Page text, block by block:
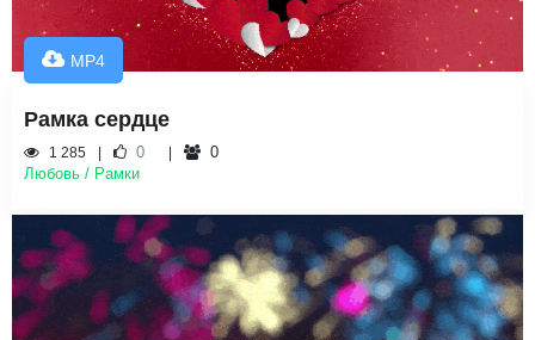
MP4
Рамка сердце
1 285 0
0
Любовь / Рамки